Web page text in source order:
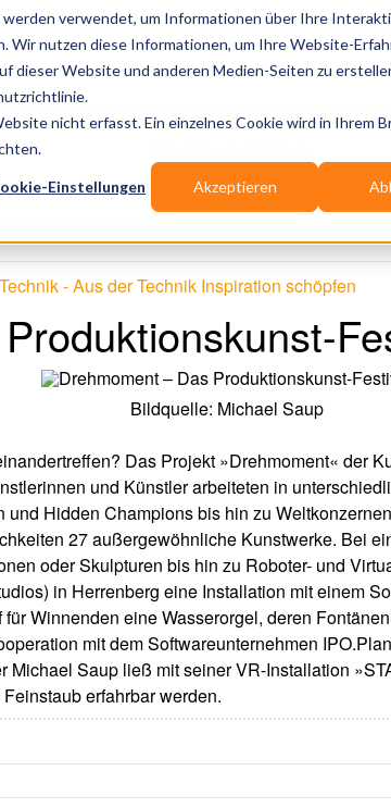
verwendet, um Informationen über Ihre
Wir nutzen diese Informationen, um Ihre Website-
dieser Website und anderen Medien-Seiten zu
nicht erfasst. Ein einzelnes Cookie wird in Ihrem
Einstellungen Akzeptieren
- Aus der Technik Inspiration schöpfen
Bildquelle: Michael Saup
Das Projekt »Drehmoment« der
und Künstler arbeiteten in
Hidden Champions bis hin zu
27 außergewöhnliche Kunstwerke. Bei
oder Skulpturen bis hin zu Roboter- und
in Herrenberg eine Installation mit einem
Winnenden eine Wasserorgel, deren
mit dem Softwareunternehmen
Saup ließ mit seiner VR-Installation
erfahrbar werden.
Publikationen Branchen-Infos
Wir suchen für Dich